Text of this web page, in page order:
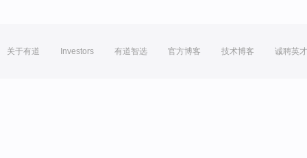
关于有道 Investors 有道智选 官方博客 技术博客 诚聘英才